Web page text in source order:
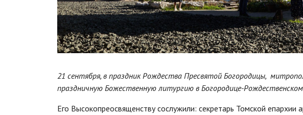
21 сентября, в праздник Рождества Пресвятой Богородицы,
праздничную Божественную литургию в Богородице-
Его Высокопреосвященству сослужили: секретарь Томской